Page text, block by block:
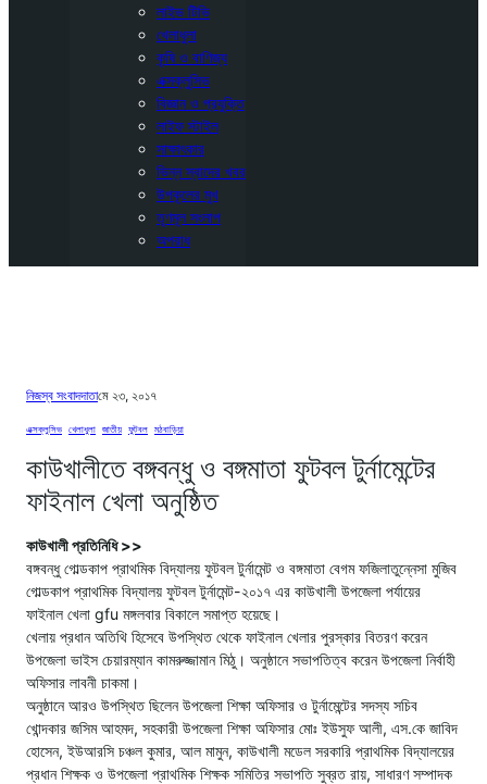
লাইভ টিভি
খেলাধুলা
কৃষি ও বাণিজ্য
এক্সক্লুসিভ
বিজ্ঞান ও প্রযুক্তি
লাইফ স্টাইল
সাক্ষাৎকার
ভিন্ন স্বাদের খবর
উপকূলের মুখ
তৃণমূল সংলাপ
অপরাধ
নিজস্ব সংবাদদাতামে ২৩, ২০১৭
এক্সক্লুসিভ খেলাধুলা জাতীয় ফুটবল মঠবাড়িয়া
কাউখালীতে বঙ্গবন্ধু ও বঙ্গমাতা ফুটবল টুর্নামেন্টের
ফাইনাল খেলা অনুষ্ঠিত
কাউখালী প্রতিনিধি >>
বঙ্গবন্ধু গোল্ডকাপ প্রাথমিক বিদ্যালয় ফুটবল টুর্নামেন্ট ও বঙ্গমাতা বেগম ফজিলাতুন্নেসা মুজিব
গোল্ডকাপ প্রাথমিক বিদ্যালয় ফুটবল টুর্নামেন্ট-২০১৭ এর কাউখালী উপজেলা পর্যায়ের
ফাইনাল খেলা gfu মঙ্গলবার বিকালে সমাপ্ত হয়েছে।
খেলায় প্রধান অতিথি হিসেবে উপস্থিত থেকে ফাইনাল খেলার পুরস্কার বিতরণ করেন
উপজেলা ভাইস চেয়ারম্যান কামরুজ্জামান মিঠু। অনুষ্ঠানে সভাপতিত্ব করেন উপজেলা নির্বাহী
অফিসার লাবনী চাকমা।
অনুষ্ঠানে আরও উপস্থিত ছিলেন উপজেলা শিক্ষা অফিসার ও টুর্নামেন্টের সদস্য সচিব
খোন্দকার জসিম আহমদ, সহকারী উপজেলা শিক্ষা অফিসার মোঃ ইউসুফ আলী, এস.কে জাবিদ
হোসেন, ইউআরসি চঞ্চল কুমার, আল মামুন, কাউখালী মডেল সরকারি প্রাথমিক বিদ্যালয়ের
প্রধান শিক্ষক ও উপজেলা প্রাথমিক শিক্ষক সমিতির সভাপতি সুব্রত রায়, সাধারণ সম্পাদক